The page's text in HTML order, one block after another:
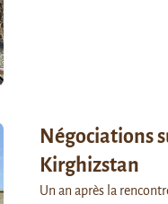
Négociations
Kirghizstan
Un an après la